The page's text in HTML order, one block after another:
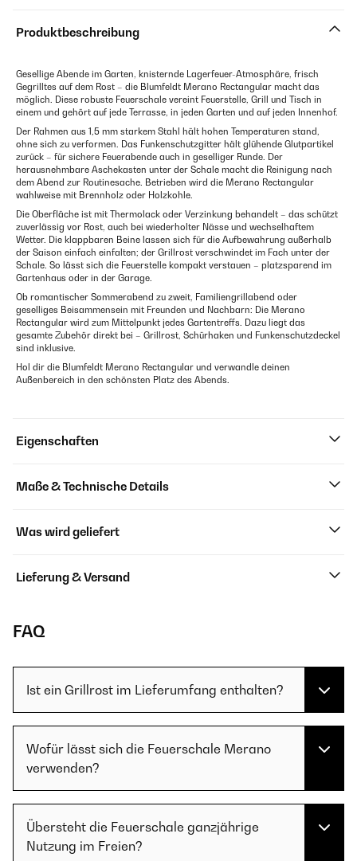
Produktbeschreibung
Gesellige Abende im Garten, knisternde Lagerfeuer-Atmosphäre, frisch
Gegrilltes auf dem Rost – die Blumfeldt Merano Rectangular macht das
möglich. Diese robuste Feuerschale vereint Feuerstelle, Grill und Tisch in
einem und gehört auf jede Terrasse, in jeden Garten und auf jeden Innenhof.
Der Rahmen aus 1,5 mm starkem Stahl hält hohen Temperaturen stand,
ohne sich zu verformen. Das Funkenschutzgitter hält glühende Glutpartikel
zurück – für sichere Feuerabende auch in geselliger Runde. Der
herausnehmbare Aschekasten unter der Schale macht die Reinigung nach
dem Abend zur Routinesache. Betrieben wird die Merano Rectangular
wahlweise mit Brennholz oder Holzkohle.
Die Oberfläche ist mit Thermolack oder Verzinkung behandelt – das schützt
zuverlässig vor Rost, auch bei wiederholter Nässe und wechselhaftem
Wetter. Die klappbaren Beine lassen sich für die Aufbewahrung außerhalb
der Saison einfach einfalten; der Grillrost verschwindet im Fach unter der
Schale. So lässt sich die Feuerstelle kompakt verstauen – platzsparend im
Gartenhaus oder in der Garage.
Ob romantischer Sommerabend zu zweit, Familiengrillabend oder
geselliges Beisammensein mit Freunden und Nachbarn: Die Merano
Rectangular wird zum Mittelpunkt jedes Gartentreffs. Dazu liegt das
gesamte Zubehör direkt bei – Grillrost, Schürhaken und Funkenschutzdeckel
sind inklusive.
Hol dir die Blumfeldt Merano Rectangular und verwandle deinen
Außenbereich in den schönsten Platz des Abends.
Eigenschaften
Maße & Technische Details
Was wird geliefert
Lieferung & Versand
FAQ
Ist ein Grillrost im Lieferumfang enthalten?
Wofür lässt sich die Feuerschale Merano
verwenden?
Übersteht die Feuerschale ganzjährige
Nutzung im Freien?